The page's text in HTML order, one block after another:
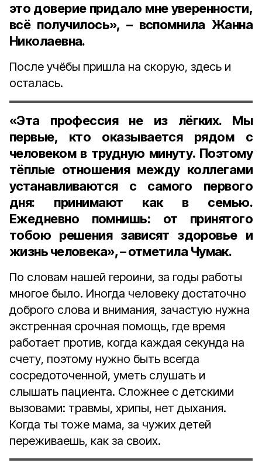
это доверие придало мне уверенности,
всё получилось», – вспомнила Жанна
Николаевна.
После учёбы пришла на скорую, здесь и
осталась.
«Эта профессия не из лёгких. Мы
первые, кто оказывается рядом с
человеком в трудную минуту. Поэтому
тёплые отношения между коллегами
устанавливаются с самого первого
дня: принимают как в семью.
Ежедневно помнишь: от принятого
тобою решения зависят здоровье и
жизнь человека», – отметила Чумак.
По словам нашей героини, за годы работы
многое было. Иногда человеку достаточно
доброго слова и внимания, зачастую нужна
экстренная срочная помощь, где время
работает против, когда каждая секунда на
счету, поэтому нужно быть всегда
сосредоточенной, уметь слушать и
слышать пациента. Сложнее с детскими
вызовами: травмы, хрипы, нет дыхания.
Когда ты тоже мама, за чужих детей
переживаешь, как за своих.